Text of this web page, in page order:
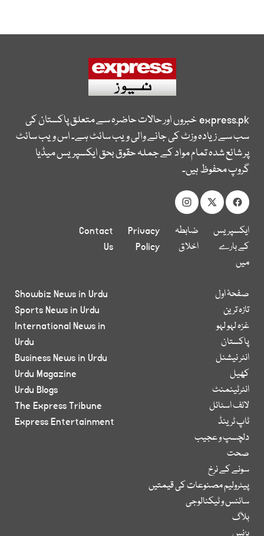
express.pkخبروں اور حالات حاضرہ سے متعلق پاکستان کی
سب سے زیادہ وزٹ کی جانے والی ویب سائٹ ہے۔ اس ویب سائٹ
پر شائع شدہ تمام مواد کے جملہ حقوق بحق ایکسپریس میڈیا
گروپ محفوظ ہیں۔
ایکسپریس
کے بارے
میں
ضابطہ
اخلاق
Privacy
Policy
Contact
Us
صفحۂ اول
تازہ ترین
غزہ لہو لہو
پاکستان
انٹر نیشنل
کھیل
انٹرٹینمنٹ
لائف اسٹائل
ٹاپ ٹرینڈ
دلچسپ و عجیب
صحت
سونے کے نرخ
پیٹرولیم مصنوعات کی قیمتیں
سائنس و ٹیکنالوجی
بلاگ
Showbiz News in Urdu
Sports News in Urdu
International News in
Urdu
Business News in Urdu
Urdu Magazine
Urdu Blogs
The Express Tribune
Express Entertainment